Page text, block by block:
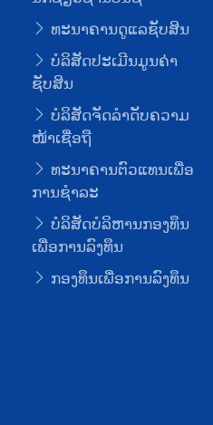
ທະນາຄານດູແລຊັບສິນ
ບໍລິສັດປະເມີນມູນຄ່າ
ຊັບສິນ
ບໍລິສັດຈັດລໍາດັບຄວາມ
ໜ້າເຊື່ອຖື
ທະນາຄານຕົວແທນເພື່ອ
ການຊໍາລະ
ບໍລິສັດບໍລິຫານກອງທຶນ
ເພື່ອການລົງທຶນ
ກອງທຶນເພື່ອການລົງທຶນ